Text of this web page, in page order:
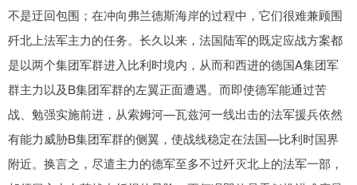
不是迂回包围；在冲向弗兰德斯海岸的过程中，它们很难兼顾围
歼北上法军主力的任务。长久以来，法国陆军的既定应战方案都
是以两个集团军群进入比利时境内，从而和西进的德国A集团军
群主力以及B集团军群的左翼正面遭遇。而即使德军能通过苦
战、勉强实施前进，从索姆河—瓦兹河一线出击的法军援兵依然
有能力威胁B集团军群的侧翼，使战线稳定在法国—比利时国界
附近。换言之，尽遣主力的德军至多不过歼灭北上的法军一部，